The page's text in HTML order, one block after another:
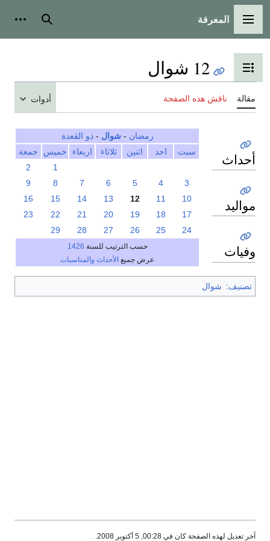
القائمة الرئيسية
المعرفة بحث
تبديل عرض جدول المحتويات
12 شوال
مقالة ناقش هذه الصفحة أدوات
رمضان - شوال -ذو القعدة
سبت
احد اثنين ثلاثاء اربعاء خميس
جمعة
1
2
3
4
5
6
7
8
9
10
11
12
13
14
15
16
17
18
19
20
21
22
23
24
25
26
27
28
29
حسب الترتيب للسنة 1426
عرض جميع الأحداث والمناسبات
أحداث
مواليد
وفيات
تصنيف: شوال
آخر تعديل لهذه الصفحة كان في 00:28, 5 أكتوبر 2008.